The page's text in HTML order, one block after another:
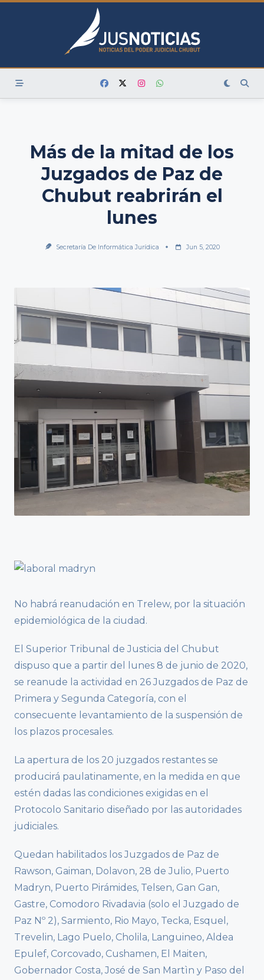
Skip
Más de la mitad de los
Juzgados de Paz de
Chubut reabrirán el
lunes
Secretaría De Informática Jurídica Jun 5, 2020
No habrá reanudación en Trelew, por la situación
epidemiológica de la ciudad.
El Superior Tribunal de Justicia del Chubut
dispuso que a partir del lunes 8 de junio de 2020,
se reanude la actividad en 26 Juzgados de Paz de
Primera y Segunda Categoría, con el
consecuente levantamiento de la suspensión de
los plazos procesales.
La apertura de los 20 juzgados restantes se
producirá paulatinamente, en la medida en que
estén dadas las condiciones exigidas en el
Protocolo Sanitario diseñado por las autoridades
judiciales.
Quedan habilitados los Juzgados de Paz de
Rawson, Gaiman, Dolavon, 28 de Julio, Puerto
Madryn, Puerto Pirámides, Telsen, Gan Gan,
Gastre, Comodoro Rivadavia (solo el Juzgado de
Paz Nº 2), Sarmiento, Rio Mayo, Tecka, Esquel,
Trevelin, Lago Puelo, Cholila, Languineo, Aldea
Epulef, Corcovado, Cushamen, El Maiten,
Gobernador Costa, José de San Martìn y Paso del